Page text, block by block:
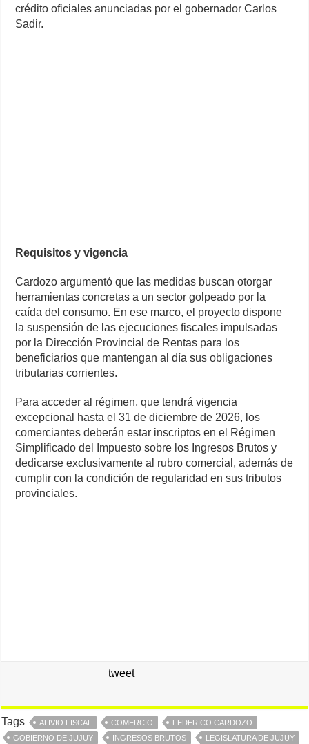
crédito oficiales anunciadas por el gobernador Carlos
Sadir.
Requisitos y vigencia
Cardozo argumentó que las medidas buscan otorgar
herramientas concretas a un sector golpeado por la
caída del consumo. En ese marco, el proyecto dispone
la suspensión de las ejecuciones fiscales impulsadas
por la Dirección Provincial de Rentas para los
beneficiarios que mantengan al día sus obligaciones
tributarias corrientes.
Para acceder al régimen, que tendrá vigencia
excepcional hasta el 31 de diciembre de 2026, los
comerciantes deberán estar inscriptos en el Régimen
Simplificado del Impuesto sobre los Ingresos Brutos y
dedicarse exclusivamente al rubro comercial, además de
cumplir con la condición de regularidad en sus tributos
provinciales.
tweet
Tags ALIVIO FISCAL COMERCIO
FEDERICO CARDOZO
GOBIERNO DE JUJUY
INGRESOS BRUTOS LEGISLATURA DE JUJUY